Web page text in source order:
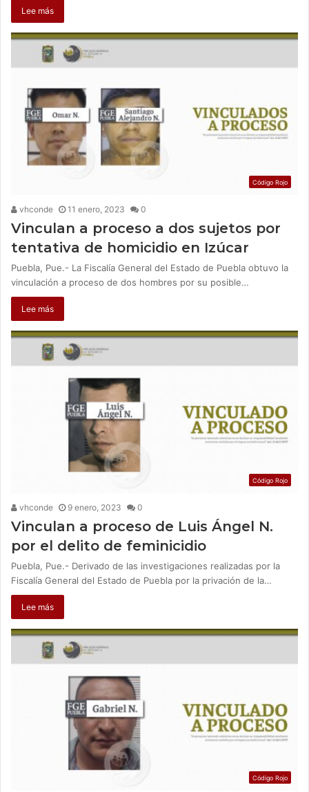
Lee más
Código Rojo
vhconde 11 enero, 2023 0
Vinculan a proceso a dos sujetos por
tentativa de homicidio en Izúcar
Puebla, Pue.- La Fiscalía General del Estado de Puebla obtuvo la
vinculación a proceso de dos hombres por su posible…
Lee más
Código Rojo
vhconde 9 enero, 2023 0
Vinculan a proceso de Luis Ángel N.
por el delito de feminicidio
Puebla, Pue.- Derivado de las investigaciones realizadas por la
Fiscalía General del Estado de Puebla por la privación de la…
Lee más
Código Rojo